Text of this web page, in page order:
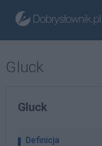
Gluck
Gluck
Definicja